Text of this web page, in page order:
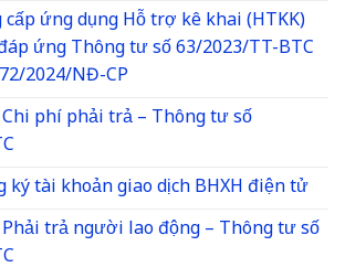
ứng dụng Hỗ trợ kê khai (HTKK)
ứng Thông tư số 63/2023/TT-BTC
2024/NĐ-CP
phí phải trả – Thông tư số
ký tài khoản giao dịch BHXH điện tử
trả người lao động – Thông tư số